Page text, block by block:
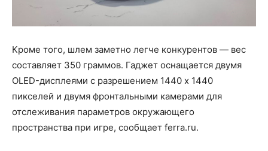
Кроме того, шлем заметно легче конкурентов — вес
составляет 350 граммов. Гаджет оснащается двумя
OLED-дисплеями с разрешением 1440 x 1440
пикселей и двумя фронтальными камерами для
отслеживания параметров окружающего
пространства при игре, сообщает ferra.ru.